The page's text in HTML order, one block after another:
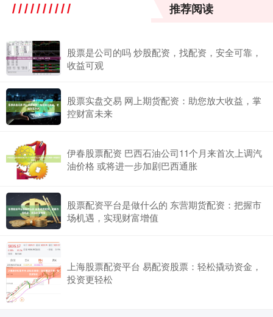
推荐阅读
股票是公司的吗 炒股配资，找配资，安全可靠，
收益可观
股票实盘交易 网上期货配资：助您放大收益，掌
控财富未来
伊春股票配资 巴西石油公司11个月来首次上调汽
油价格 或将进一步加剧巴西通胀
股票配资平台是做什么的 东营期货配资：把握市
场机遇，实现财富增值
上海股票配资平台 易配资股票：轻松撬动资金，
投资更轻松